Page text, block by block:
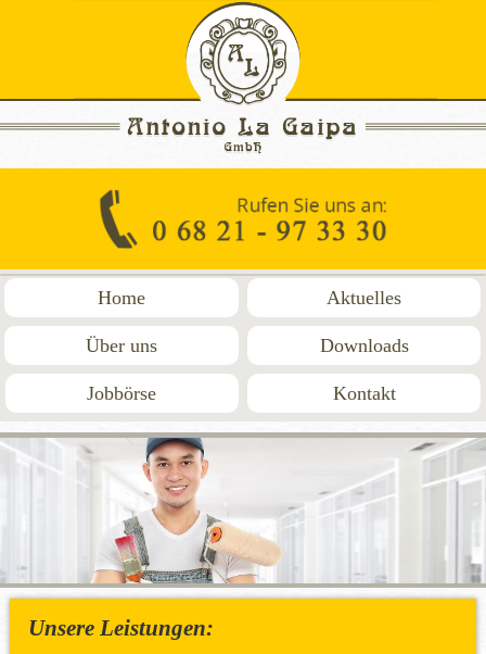
Home Aktuelles
Über uns Downloads
Jobbörse Kontakt
Unsere Leistungen: